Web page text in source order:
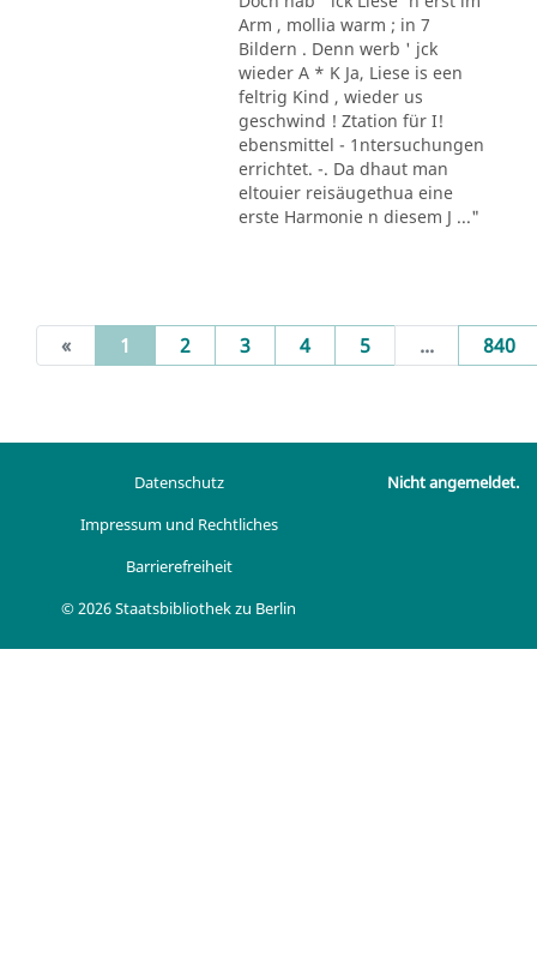
Arm , mollia warm ; in 7
Bildern . Denn werb ' jck
wieder A * K Ja, Liese is een
feltrig Kind , wieder us
geschwind ! Ztation für I!
ebensmittel - 1ntersuchungen
errichtet. -. Da dhaut man
eltouier reisäugethua eine
erste Harmonie n diesem J ..."
« 1 (current)
2 3 4 5 ... 840
Datenschutz
Impressum und Rechtliches
Barrierefreiheit
© 2026 Staatsbibliothek zu Berlin
Nicht angemeldet.